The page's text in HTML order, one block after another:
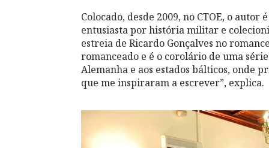
Colocado, desde 2009, no CTOE, o
entusiasta por história militar e
estreia de Ricardo Gonçalves no
romanceado e é o corolário de uma
Alemanha e aos estados bálticos, onde
que me inspiraram a escrever”, explica.